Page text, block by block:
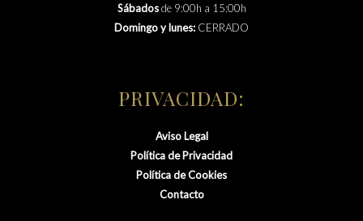
Sábadosde 9:00h a 15:00h
Domingo y lunes: CERRADO
PRIVACIDAD:
Aviso Legal
Política de Privacidad
Política de Cookies
Contacto